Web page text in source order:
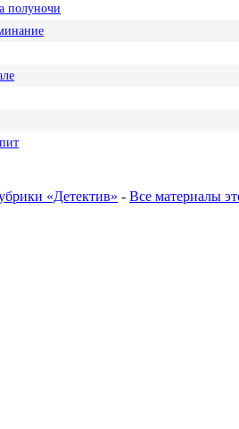
полуночи
«Детектив» - Все материалы